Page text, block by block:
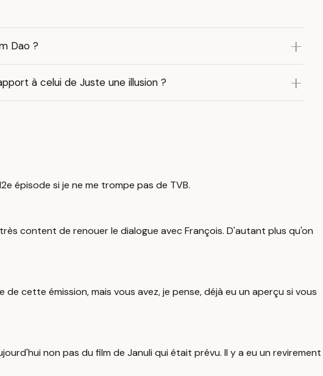
Dao ?
à celui de Juste une illusion ?
épisode si je ne me trompe pas de TVB.
content de renouer le dialogue avec François. D'autant plus qu'on
cette émission, mais vous avez, je pense, déjà eu un aperçu si vous
non pas du film de Januli qui était prévu. Il y a eu un revirement